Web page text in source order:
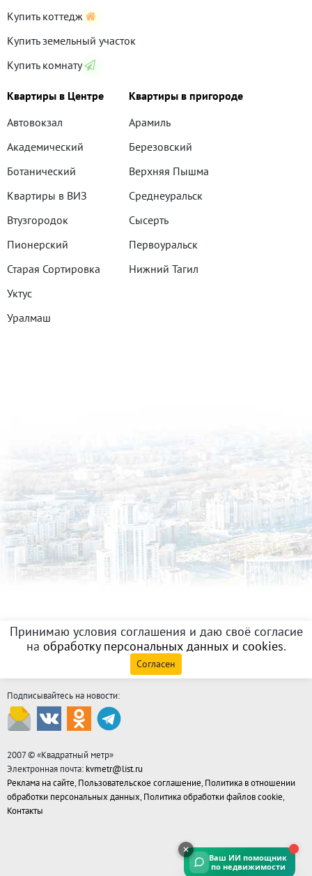
Купить коттедж
Купить земельный участок
Купить комнату
Квартиры в Центре
Автовокзал
Академический
Ботанический
Квартиры в ВИЗ
Втузгородок
Пионерский
Старая Сортировка
Уктус
Уралмаш
Квартиры в пригороде
Арамиль
Березовский
Верхняя Пышма
Среднеуральск
Сысерть
Первоуральск
Нижний Тагил
Принимаю условия соглашения и даю своё согласие
на обработку персональных данных и cookies.
Согласен
Подписывайтесь на новости:
2007 © «Квадратный метр»
Электронная почта: kvmetr@list.ru
Реклама на сайте, Пользовательское соглашение, Политика в отношении
обработки персональных данных, Политика обработки файлов cookie,
Контакты
Ваш ИИ помощник
по недвижимости